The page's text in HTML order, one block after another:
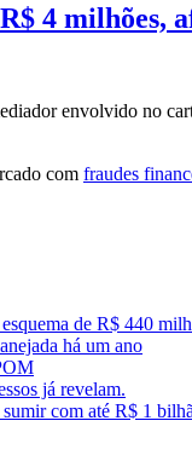
4 milhões,
envolvido no
com fraudes
de R$ 440
há um ano
já revelam.
sumir com até R$ 1